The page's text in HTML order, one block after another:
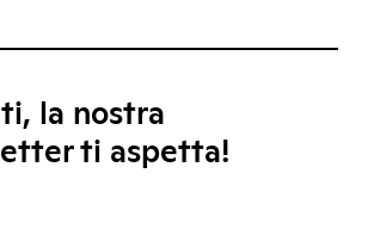
la nostra
ti aspetta!